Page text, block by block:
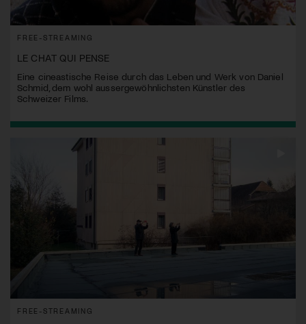
FREE-STREAMING
LE CHAT QUI PENSE
Eine cineastische Reise durch das Leben und Werk von Daniel
Schmid, dem wohl aussergewöhnlichsten Künstler des
Schweizer Films.
FREE-STREAMING